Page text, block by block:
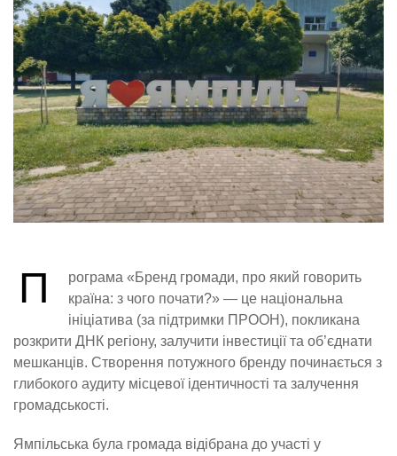
П
рограма «Бренд громади, про який говорить
країна: з чого почати?» — це національна
ініціатива (за підтримки ПРООН), покликана
розкрити ДНК регіону, залучити інвестиції та об’єднати
мешканців. Створення потужного бренду починається з
глибокого аудиту місцевої ідентичності та залучення
громадськості.
Ямпільська була громада відібрана до участі у